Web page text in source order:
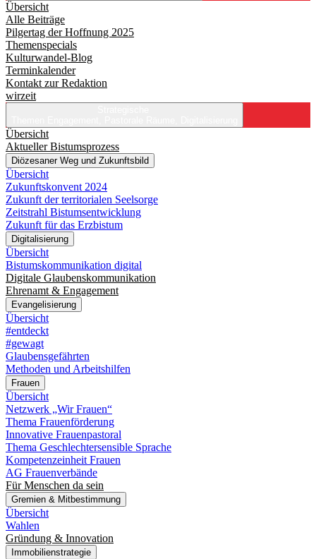
Übersicht
Alle Beiträge
Pilgertag der Hoffnung 2025
Themenspecials
Kulturwandel-Blog
Terminkalender
Kontakt zur Redaktion
wirzeit
Übersicht
Aktueller Bistumsprozess
Diözesaner Weg und Zukunftsbild
Übersicht
Zukunftskonvent 2024
Zukunft der territorialen Seelsorge
Zeitstrahl Bistumsentwicklung
Zukunft für das Erzbistum
Digitalisierung
Übersicht
Bistumskommunikation digital
Digitale Glaubenskommunikation
Ehrenamt & Engagement
Evangelisierung
Übersicht
#entdeckt
#gewagt
Glaubensgefährten
Methoden und Arbeitshilfen
Frauen
Übersicht
Netzwerk „Wir Frauen“
Thema Frauenförderung
Innovative Frauenpastoral
Thema Geschlechtersensible Sprache
Kompetenzeinheit Frauen
AG Frauenverbände
Für Menschen da sein
Gremien & Mitbestimmung
Übersicht
Wahlen
Gründung & Innovation
Immobilienstrategie